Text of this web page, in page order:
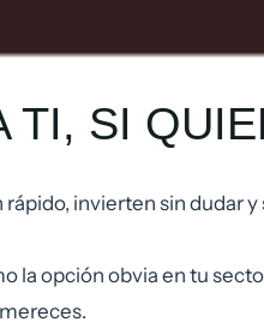
TI, SI
invierten sin dudar
la opción obvia en tu